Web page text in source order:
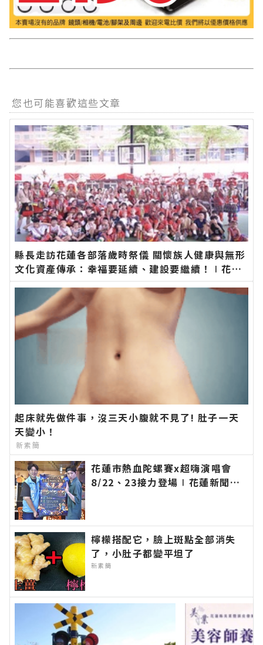
您也可能喜歡這些文章
縣長走訪花蓮各部落歲時祭儀 關懷族人健康與無形
文化資產傳承：幸福要延續、建設要繼續！∣花蓮
新聞網官方網站各類新聞－最快速的今日新聞報導
最新的在地資訊！
起床就先做件事，沒三天小腹就不見了! 肚子一天
天變小！
新素簡
花蓮市熱血陀螺賽x超嗨演唱會
8/22、23接力登場∣花蓮新聞網
檸檬搭配它，臉上斑點全部消失
了，小肚子都變平坦了
新素簡